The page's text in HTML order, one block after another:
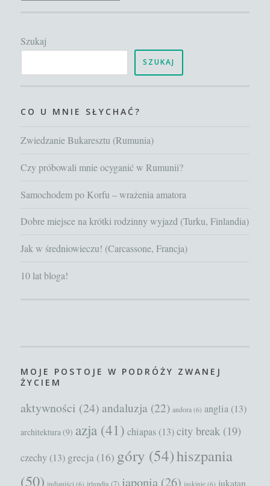
działo
Szukaj
SZUKAJ
CO U MNIE SŁYCHAĆ?
Zwiedzanie Bukaresztu (Rumunia)
Czy próbowali mnie ocyganić w Rumunii?
Samochodem po Korfu – wrażenia amatora
Dobre miejsce na krótki rodzinny wyjazd (Turku, Finlandia)
Jak w średniowieczu! (Carcassone, Francja)
10 lat bloga!
MOJE POSTOJE W PODRÓŻY ZWANEJ
ŻYCIEM
aktywności (24) andaluzja (22) andora (6) anglia (13)
architektura(9) azja (41) chiapas (13) city break (19)
czechy (13) grecja (16) góry (54)hiszpania
(50) indianiści (6) irlandia (7) japonia (26) jaskinie (6) jukatan